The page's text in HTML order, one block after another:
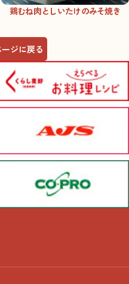
鶏むね肉としいたけのみそ焼き
ジに戻る